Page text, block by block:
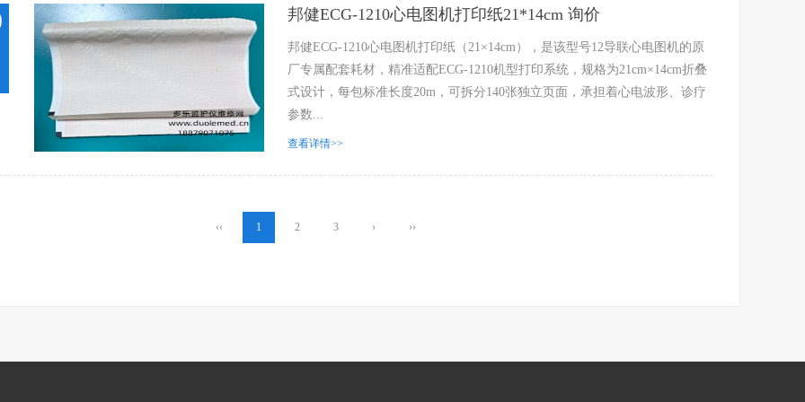
邦健ECG-1210心电图机打印纸21*14cm 询价
邦健ECG-1210心电图机打印纸（21×14cm），是该型号12导联心电图机的原
厂专属配套耗材，精准适配ECG-1210机型打印系统，规格为21cm×14cm折叠
式设计，每包标准长度20m，可拆分140张独立页面，承担着心电波形、诊疗
参数...
查看详情>>
‹‹ 1 2 3 › ››